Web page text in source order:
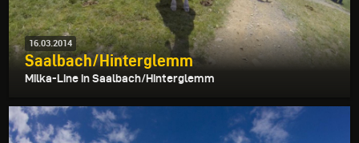
16.03.2014
Saalbach/Hinterglemm
Milka-Line in Saalbach/Hinterglemm